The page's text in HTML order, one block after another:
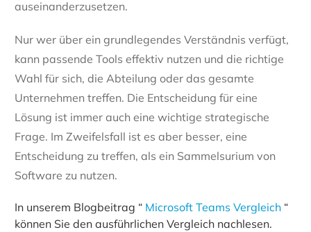
auseinanderzusetzen.
Nur wer über ein grundlegendes Verständnis verfügt,
kann passende Tools effektiv nutzen und die richtige
Wahl für sich, die Abteilung oder das gesamte
Unternehmen treffen. Die Entscheidung für eine
Lösung ist immer auch eine wichtige strategische
Frage. Im Zweifelsfall ist es aber besser, eine
Entscheidung zu treffen, als ein Sammelsurium von
Software zu nutzen.
In unserem Blogbeitrag “ Microsoft Teams Vergleich “
können Sie den ausführlichen Vergleich nachlesen.